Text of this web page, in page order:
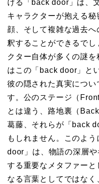
ける「back door」は、
キャラクターが抱える
顔、そして複雑な過去
釈することができるで
クター自体が多くの謎
はこの「back door」と
彼の隠された真実につい
す。公のステージ（
とは違う、路地裏（
葛藤、それらが「back
もしれません。このよ
door」は、物語の深層
する重要なメタファー
なる言葉としてではな